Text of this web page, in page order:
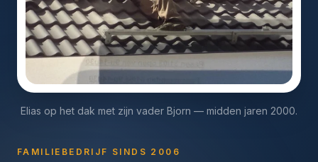
Elias op het dak met zijn vader Bjorn — midden jaren 2000.
FAMILIEBEDRIJF SINDS 2006